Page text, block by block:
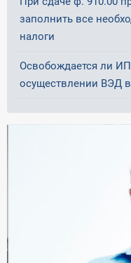
заполнить все
налоги
Освобождается ли
осуществлении ВЭД